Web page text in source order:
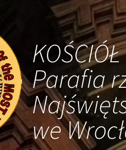
Parafia
we